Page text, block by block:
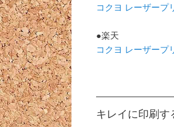
コクヨ レーザープ
●楽天
コクヨ レーザープ
キレイに印刷